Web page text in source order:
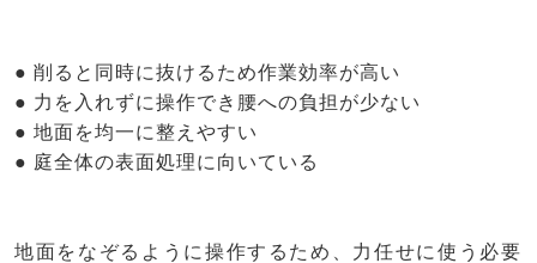
● 削ると同時に抜けるため作業効率が高い
● 力を入れずに操作でき腰への負担が少ない
● 地面を均一に整えやすい
● 庭全体の表面処理に向いている
地面をなぞるように操作するため、力任せに使う必要